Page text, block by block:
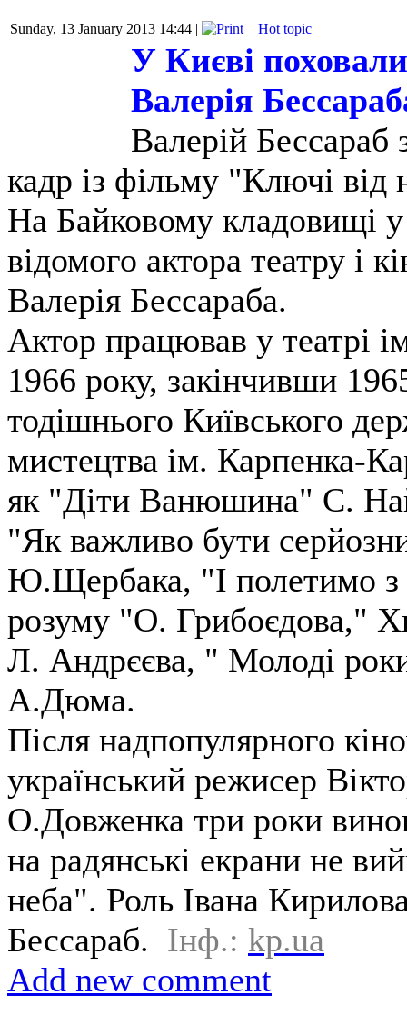
Sunday, 13 January 2013 14:44 | Hot topic
У Києві
Валерія
Валерій Бессараб
кадр із фільму "Ключі від
На Байковому кладовищі
відомого актора театру і
Валерія Бессараба.
Актор працював у театрі
1966 року, закінчивши
тодішнього Київського
мистецтва ім. Карпенка-
як "Діти Ванюшина" С.
"Як важливо бути
Ю.Щербака, "І полетимо з
розуму "О. Грибоєдова,"
Л. Андрєєва, " Молоді
А.Дюма.
Після надпопулярного
український режисер
О.Довженка три роки
на радянські екрани не
неба". Роль Івана
Бессараб. Інф.: kp.ua
Add new comment